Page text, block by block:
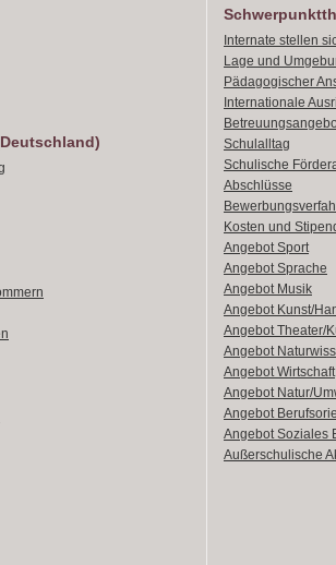
Internate stellen
Lage und
Pädagogischer
Internationale
Schulalltag
Schulische
Abschlüsse
Kosten und
Angebot Sport
Angebot Sprache
Angebot Musik
Angebot Kunst/
Angebot Theater/
Angebot
Angebot Wirtschaft
Angebot Natur/
Angebot
Angebot Soziales
Außerschulische